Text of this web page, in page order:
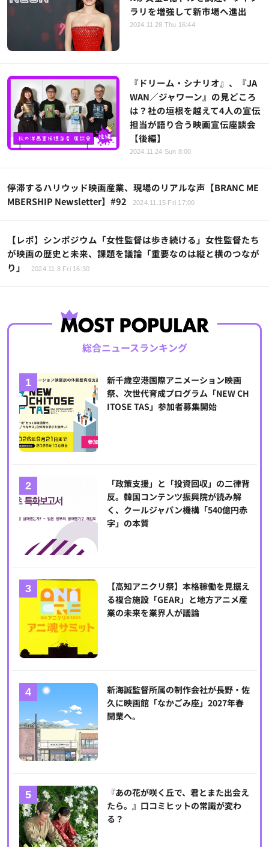
ラリを増強して新市場へ進出
2024.11.28 Thu 16:44
『ドリーム・シナリオ』、『JA
WAN／ジャワーン』の見どころ
は？社の垣根を越えて4人の宣伝
担当が語り合う映画宣伝座談会
【後編】
2024.11.24 Sun 8:00
停滞するハリウッド映画産業、現場のリアルな声【BRANC ME
MBERSHIP Newsletter】#92
2024.11.15 Fri 17:00
【レポ】シンポジウム「女性監督は歩き続ける」女性監督たち
が映画の歴史と未来、課題を議論「重要なのは縦と横のつなが
り」
2024.11.8 Fri 16:30
総合ニュースランキング
新千歳空港国際アニメーション映画
祭、次世代育成プログラム「NEW CH
ITOSE TAS」参加者募集開始
「政策支援」と「投資回収」の二律背
反。韓国コンテンツ振興院が読み解
く、クールジャパン機構「540億円赤
字」の本質
【高知アニクリ祭】本格稼働を見据え
る複合施設「GEAR」と地方アニメ産
業の未来を業界人が議論
新海誠監督所属の制作会社が長野・佐
久に映画館「なかごみ座」2027年春
開業へ。
『あの花が咲く丘で、君とまた出会え
たら。』口コミヒットの常識が変わ
る？